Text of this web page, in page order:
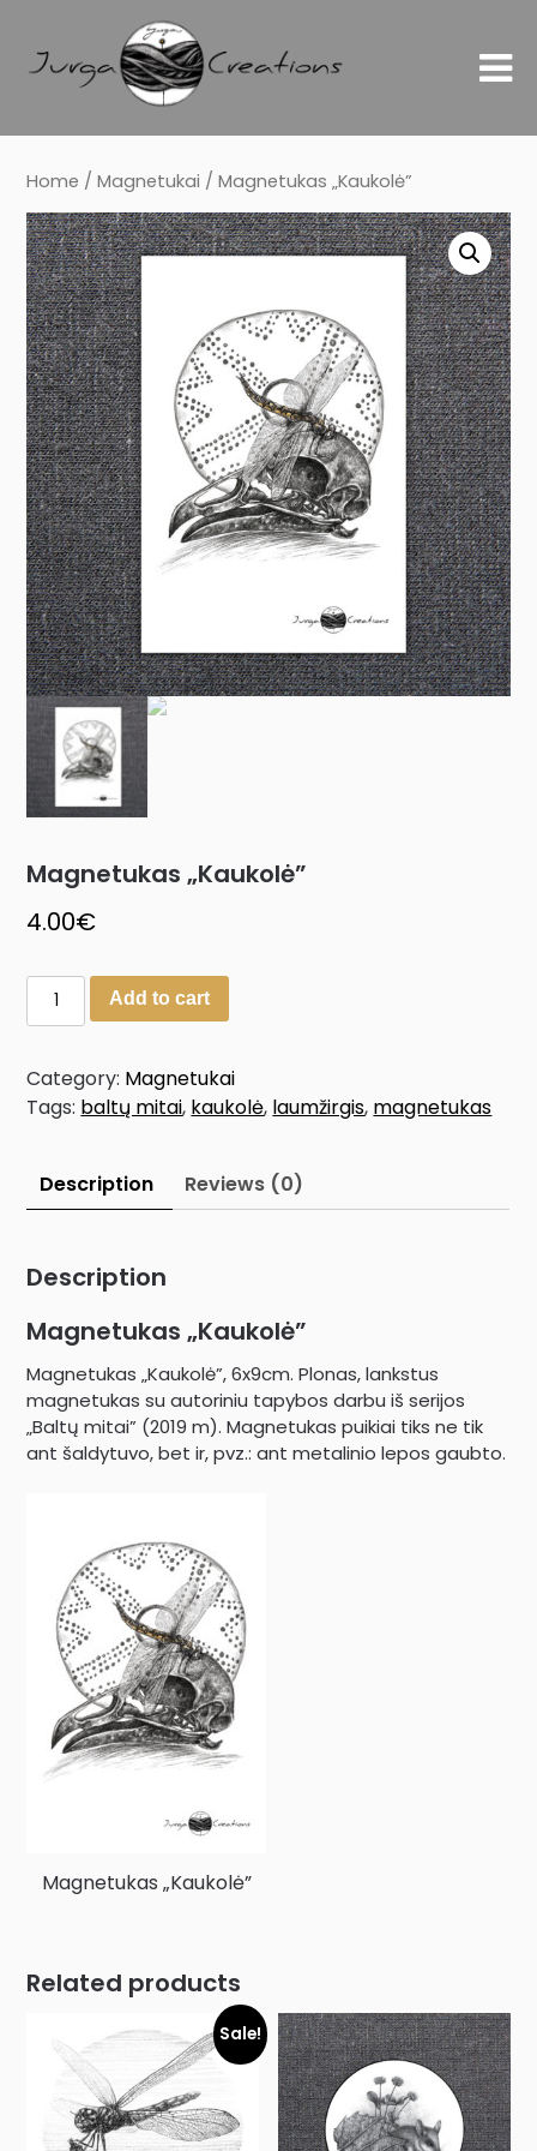
Home /Magnetukai / Magnetukas „Kaukolė”
Magnetukas „Kaukolė”
4.00€
Add to cart
Category: Magnetukai
Tags: baltų mitai, kaukolė, laumžirgis, magnetukas
Description Reviews (0)
Description
Magnetukas „Kaukolė”
Magnetukas „Kaukolė”, 6x9cm. Plonas, lankstus
magnetukas su autoriniu tapybos darbu iš serijos
„Baltų mitai” (2019 m). Magnetukas puikiai tiks ne tik
ant šaldytuvo, bet ir, pvz.: ant metalinio lepos gaubto.
Magnetukas „Kaukolė”
Related products
Sale!